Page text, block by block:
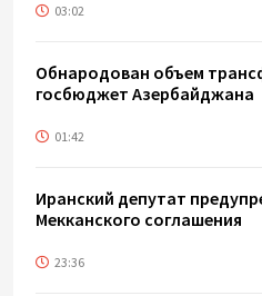
03:02
Обнародован объем
госбюджет Азербайджана
01:42
Иранский депутат
Мекканского соглашения
23:36